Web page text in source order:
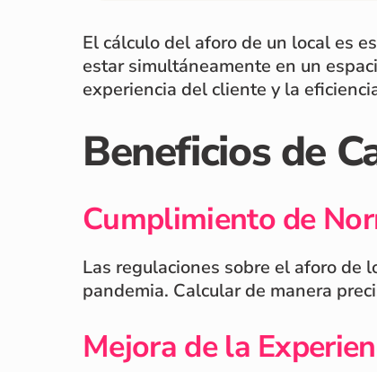
El cálculo del aforo de un local es
estar simultáneamente en un
experiencia del cliente y la
Beneficios de
Cumplimiento de
Las regulaciones sobre el aforo de
pandemia. Calcular de manera
Mejora de la